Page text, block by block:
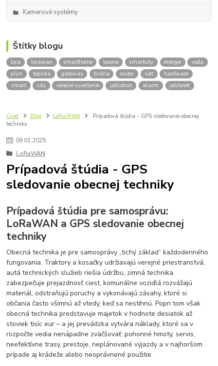
Kamerové systémy
Štítky blogu
lora lorawan smarthome loxone smartcity energie
voda
plyn
teplota gateway brána router sieť
hardware
smart
city verejné osvetlenie jablotron alarm jablonet
Úvod Blog LoRaWAN
Prípadová štúdia - GPS sledovanie obecnej
techniky
09.01.2025
LoRaWAN
Prípadová štúdia - GPS
sledovanie obecnej techniky
Prípadová štúdia pre samosprávu:
LoRaWAN a GPS sledovanie obecnej
techniky
Obecná technika je pre samosprávy „tichý základ“ každodenného
fungovania. Traktory a kosačky udržiavajú verejné priestranstvá,
autá technických služieb riešia údržbu, zimná technika
zabezpečuje prejazdnosť ciest, komunálne vozidlá rozvážajú
materiál, odstraňujú poruchy a vykonávajú zásahy, ktoré si
občania často všimnú až vtedy, keď sa nestihnú. Popri tom však
obecná technika predstavuje majetok v hodnote desiatok až
stoviek tisíc eur – a jej prevádzka vytvára náklady, ktoré sa v
rozpočte vedia nenápadne zväčšovať: pohonné hmoty, servis,
neefektívne trasy, prestoje, neplánované výjazdy a v najhoršom
prípade aj krádeže alebo neoprávnené použitie.